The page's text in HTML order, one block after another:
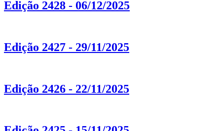
Edição 2428 - 06/12/2025
Edição 2427 - 29/11/2025
Edição 2426 - 22/11/2025